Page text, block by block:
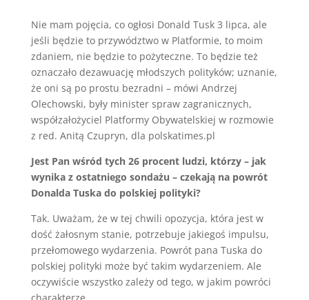
Nie mam pojęcia, co ogłosi Donald Tusk 3 lipca, ale
jeśli będzie to przywództwo w Platformie, to moim
zdaniem, nie będzie to pożyteczne. To będzie też
oznaczało dezawuację młodszych polityków; uznanie,
że oni są po prostu bezradni – mówi Andrzej
Olechowski, były minister spraw zagranicznych,
współzałożyciel Platformy Obywatelskiej w rozmowie
z red. Anitą Czupryn, dla polskatimes.pl
Jest Pan wśród tych 26 procent ludzi, którzy – jak
wynika z ostatniego sondażu – czekają na powrót
Donalda Tuska do polskiej polityki?
Tak. Uważam, że w tej chwili opozycja, która jest w
dość żałosnym stanie, potrzebuje jakiegoś impulsu,
przełomowego wydarzenia. Powrót pana Tuska do
polskiej polityki może być takim wydarzeniem. Ale
oczywiście wszystko zależy od tego, w jakim powróci